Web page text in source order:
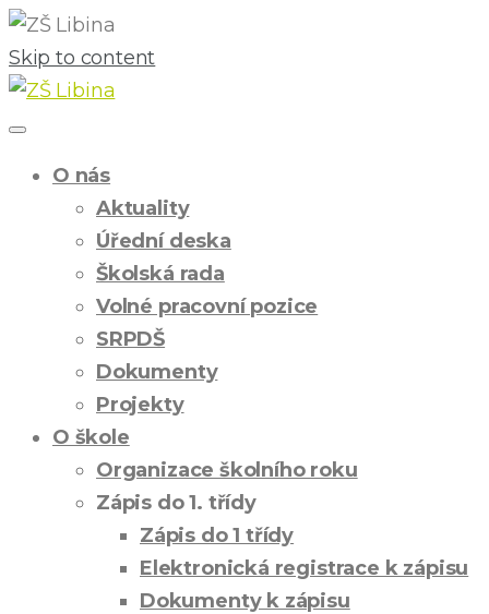
Skip to content
O nás
Aktuality
Úřední deska
Školská rada
Volné pracovní pozice
SRPDŠ
Dokumenty
Projekty
O škole
Organizace školního roku
Zápis do 1. třídy
Zápis do 1 třídy
Elektronická registrace k zápisu
Dokumenty k zápisu